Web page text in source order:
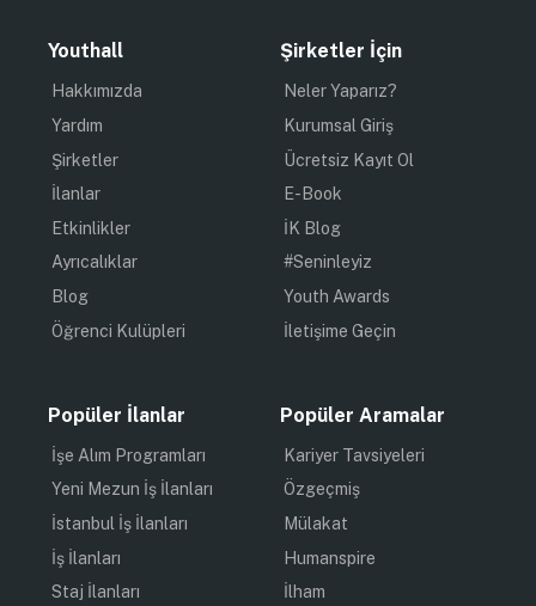
Youthall
Hakkımızda
Yardım
Şirketler
İlanlar
Etkinlikler
Ayrıcalıklar
Blog
Öğrenci Kulüpleri
Şirketler İçin
Neler Yaparız?
Kurumsal Giriş
Ücretsiz Kayıt Ol
E-Book
İK Blog
#Seninleyiz
Youth Awards
İletişime Geçin
Popüler İlanlar
İşe Alım Programları
Yeni Mezun İş İlanları
İstanbul İş İlanları
İş İlanları
Staj İlanları
Popüler Aramalar
Kariyer Tavsiyeleri
Özgeçmiş
Mülakat
Humanspire
İlham